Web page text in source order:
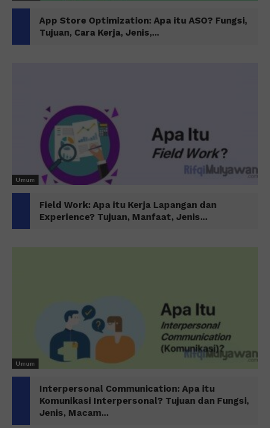
App Store Optimization: Apa itu ASO? Fungsi,
Tujuan, Cara Kerja, Jenis,...
Umum
Field Work: Apa itu Kerja Lapangan dan
Experience? Tujuan, Manfaat, Jenis...
Umum
Interpersonal Communication: Apa itu
Komunikasi Interpersonal? Tujuan dan Fungsi,
Jenis, Macam...